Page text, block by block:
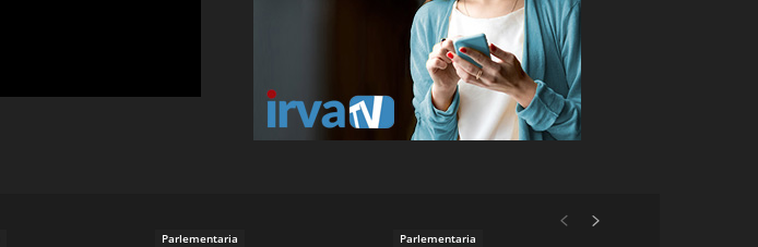
Parlementaria Parlementaria